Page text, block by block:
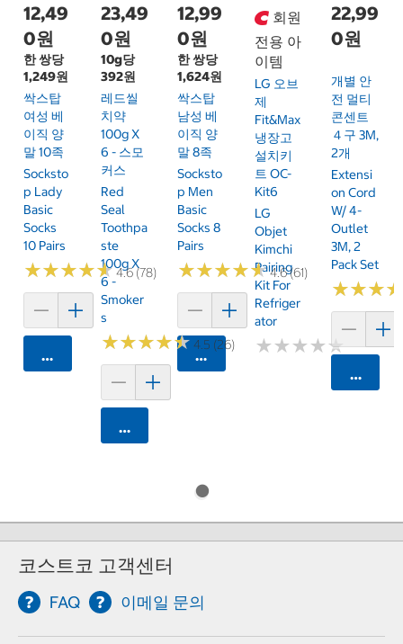
12,49
0원
한 쌍당
1,249원
싹스탑
여성 베
이직 양
말 10족
Socksto
P Lady
Basic
Socks
10 Pairs
★★★★★
★★★★★4.6 (78)
카트에 담기
23,49
0원
10g당
392원
레드씰
치약
100g X
6 - 스모
커스
Red
Seal
Toothpa
Ste
100g X
6 -
Smoker
S
★★★★★
★★★★★4.5 (26)
카트에 담기
12,99
0원
한 쌍당
1,624원
싹스탑
남성 베
이직 양
말 8족
Socksto
P Men
Basic
Socks 8
Pairs
★★★★★
★★★★★4.6 (61)
카트에 담기
회원
전용 아
이템
LG 오브
제
Fit&Max
냉장고
설치키
트 OC-
Kit6
LG
Objet
Kimchi
Pairing
Kit For
Refriger
Ator
★★★★★
★★★★★
22,99
0원
개별 안
전 멀티
콘센트
４구 3M,
2개
Extensi
On Cord
W/ 4-
Outlet
3M, 2
Pack Set
★★★
★★★
카트에
코스트코 고객센터
FAQ 이메일 문의